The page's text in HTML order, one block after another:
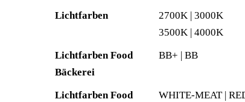
Lichtfarben
2700K | 3000K
3500K | 4000K
Lichtfarben Food
Bäckerei
BB+ | BB
Lichtfarben Food WHITE-MEAT |